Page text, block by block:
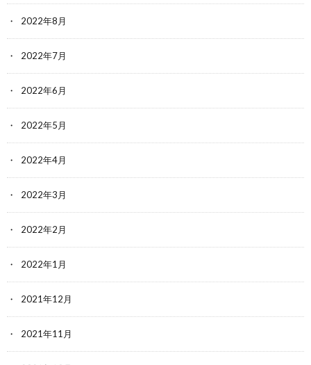
2022年8月
2022年7月
2022年6月
2022年5月
2022年4月
2022年3月
2022年2月
2022年1月
2021年12月
2021年11月